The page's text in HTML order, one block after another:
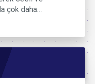
çok daha…